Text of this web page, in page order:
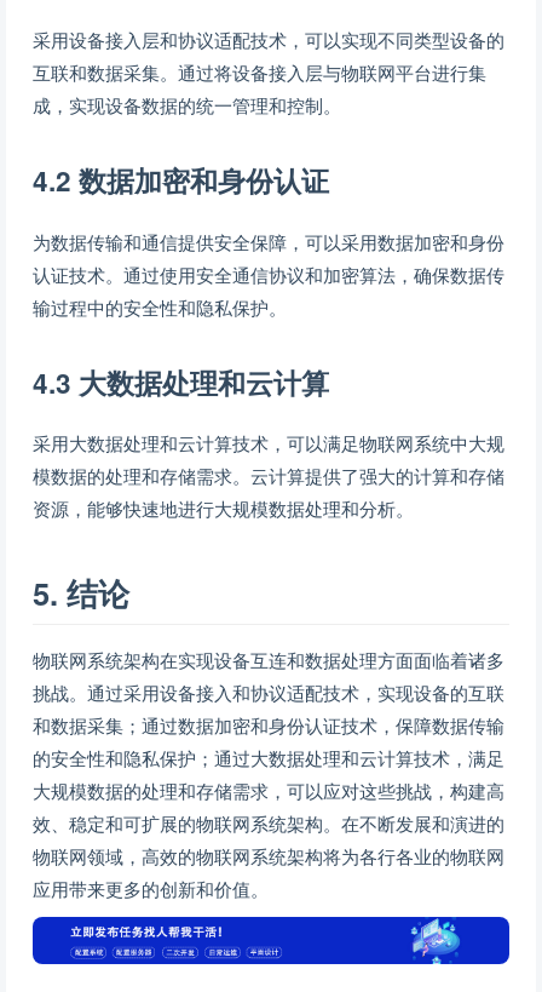
采用设备接入层和协议适配技术，可以实现不同类型设备的
互联和数据采集。通过将设备接入层与物联网平台进行集
成，实现设备数据的统一管理和控制。
4.2 数据加密和身份认证
为数据传输和通信提供安全保障，可以采用数据加密和身份
认证技术。通过使用安全通信协议和加密算法，确保数据传
输过程中的安全性和隐私保护。
4.3 大数据处理和云计算
采用大数据处理和云计算技术，可以满足物联网系统中大规
模数据的处理和存储需求。云计算提供了强大的计算和存储
资源，能够快速地进行大规模数据处理和分析。
5. 结论
物联网系统架构在实现设备互连和数据处理方面面临着诸多
挑战。通过采用设备接入和协议适配技术，实现设备的互联
和数据采集；通过数据加密和身份认证技术，保障数据传输
的安全性和隐私保护；通过大数据处理和云计算技术，满足
大规模数据的处理和存储需求，可以应对这些挑战，构建高
效、稳定和可扩展的物联网系统架构。在不断发展和演进的
物联网领域，高效的物联网系统架构将为各行各业的物联网
应用带来更多的创新和价值。